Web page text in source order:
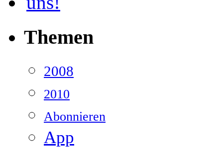
Themen
2008
2010
Abonnieren
App